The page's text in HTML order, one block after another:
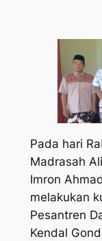
Pada hari
Madrasah
Imron
melakukan
Pesantren
Kendal